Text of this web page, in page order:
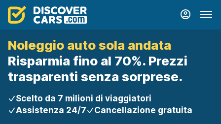
Noleggio auto sola andata
Risparmia fino al 70%. Prezzi
trasparenti senza sorprese.
Scelto da 7 milioni di viaggiatori
Assistenza 24/7
Cancellazione gratuita